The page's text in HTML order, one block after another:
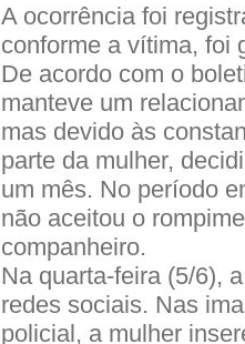
A ocorrência foi
conforme a vítima, foi
De acordo com o
manteve um
mas devido às
parte da mulher,
um mês. No período
não aceitou o
companheiro.
Na quarta-feira (5/6),
redes sociais. Nas
policial, a mulher